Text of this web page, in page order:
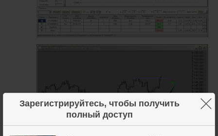
Зарегистрируйтесь, чтобы получить
полный доступ
×